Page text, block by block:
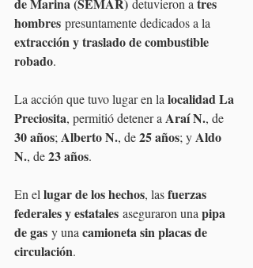
de Marina (SEMAR) detuvieron a tres
hombres presuntamente dedicados a la
extracción y traslado de combustible
robado.
La acción que tuvo lugar en la localidad La
Preciosita, permitió detener a Araí N., de
30 años; Alberto N., de 25 años; y Aldo
N., de 23 años.
En el lugar de los hechos, las fuerzas
federales y estatales aseguraron una pipa
de gas y una camioneta sin placas de
circulación.